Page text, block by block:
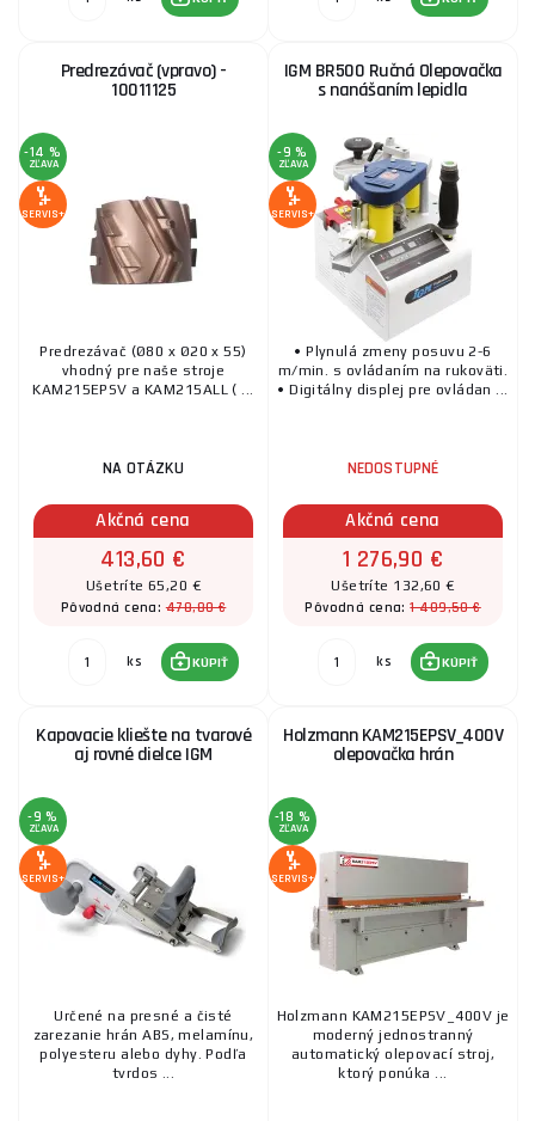
Predrezávač (vpravo) -
10011125
-14 %
ZĽAVA
SERVIS+
Predrezávač (Ø80 x Ø20 x 55)
vhodný pre naše stroje
KAM215EPSV a KAM215ALL ( ...
NA OTÁZKU
Akčná cena
413,60 €
Ušetríte 65,20 €
Pôvodná cena:478,80 €
ks KÚPIŤ
IGM BR500 Ručná Olepovačka
s nanášaním lepidla
-9 %
ZĽAVA
SERVIS+
• Plynulá zmeny posuvu 2-6
m/min. s ovládaním na rukoväti.
• Digitálny displej pre ovládan ...
NEDOSTUPNÉ
Akčná cena
1 276,90 €
Ušetríte 132,60 €
Pôvodná cena:1 409,50 €
ks KÚPIŤ
Kapovacie kliešte na tvarové
aj rovné dielce IGM
-9 %
ZĽAVA
SERVIS+
Určené na presné a čisté
zarezanie hrán ABS, melamínu,
polyesteru alebo dyhy. Podľa
tvrdos ...
Holzmann KAM215EPSV_400V
olepovačka hrán
-18 %
ZĽAVA
SERVIS+
Holzmann KAM215EPSV_400V je
moderný jednostranný
automatický olepovací stroj,
ktorý ponúka ...